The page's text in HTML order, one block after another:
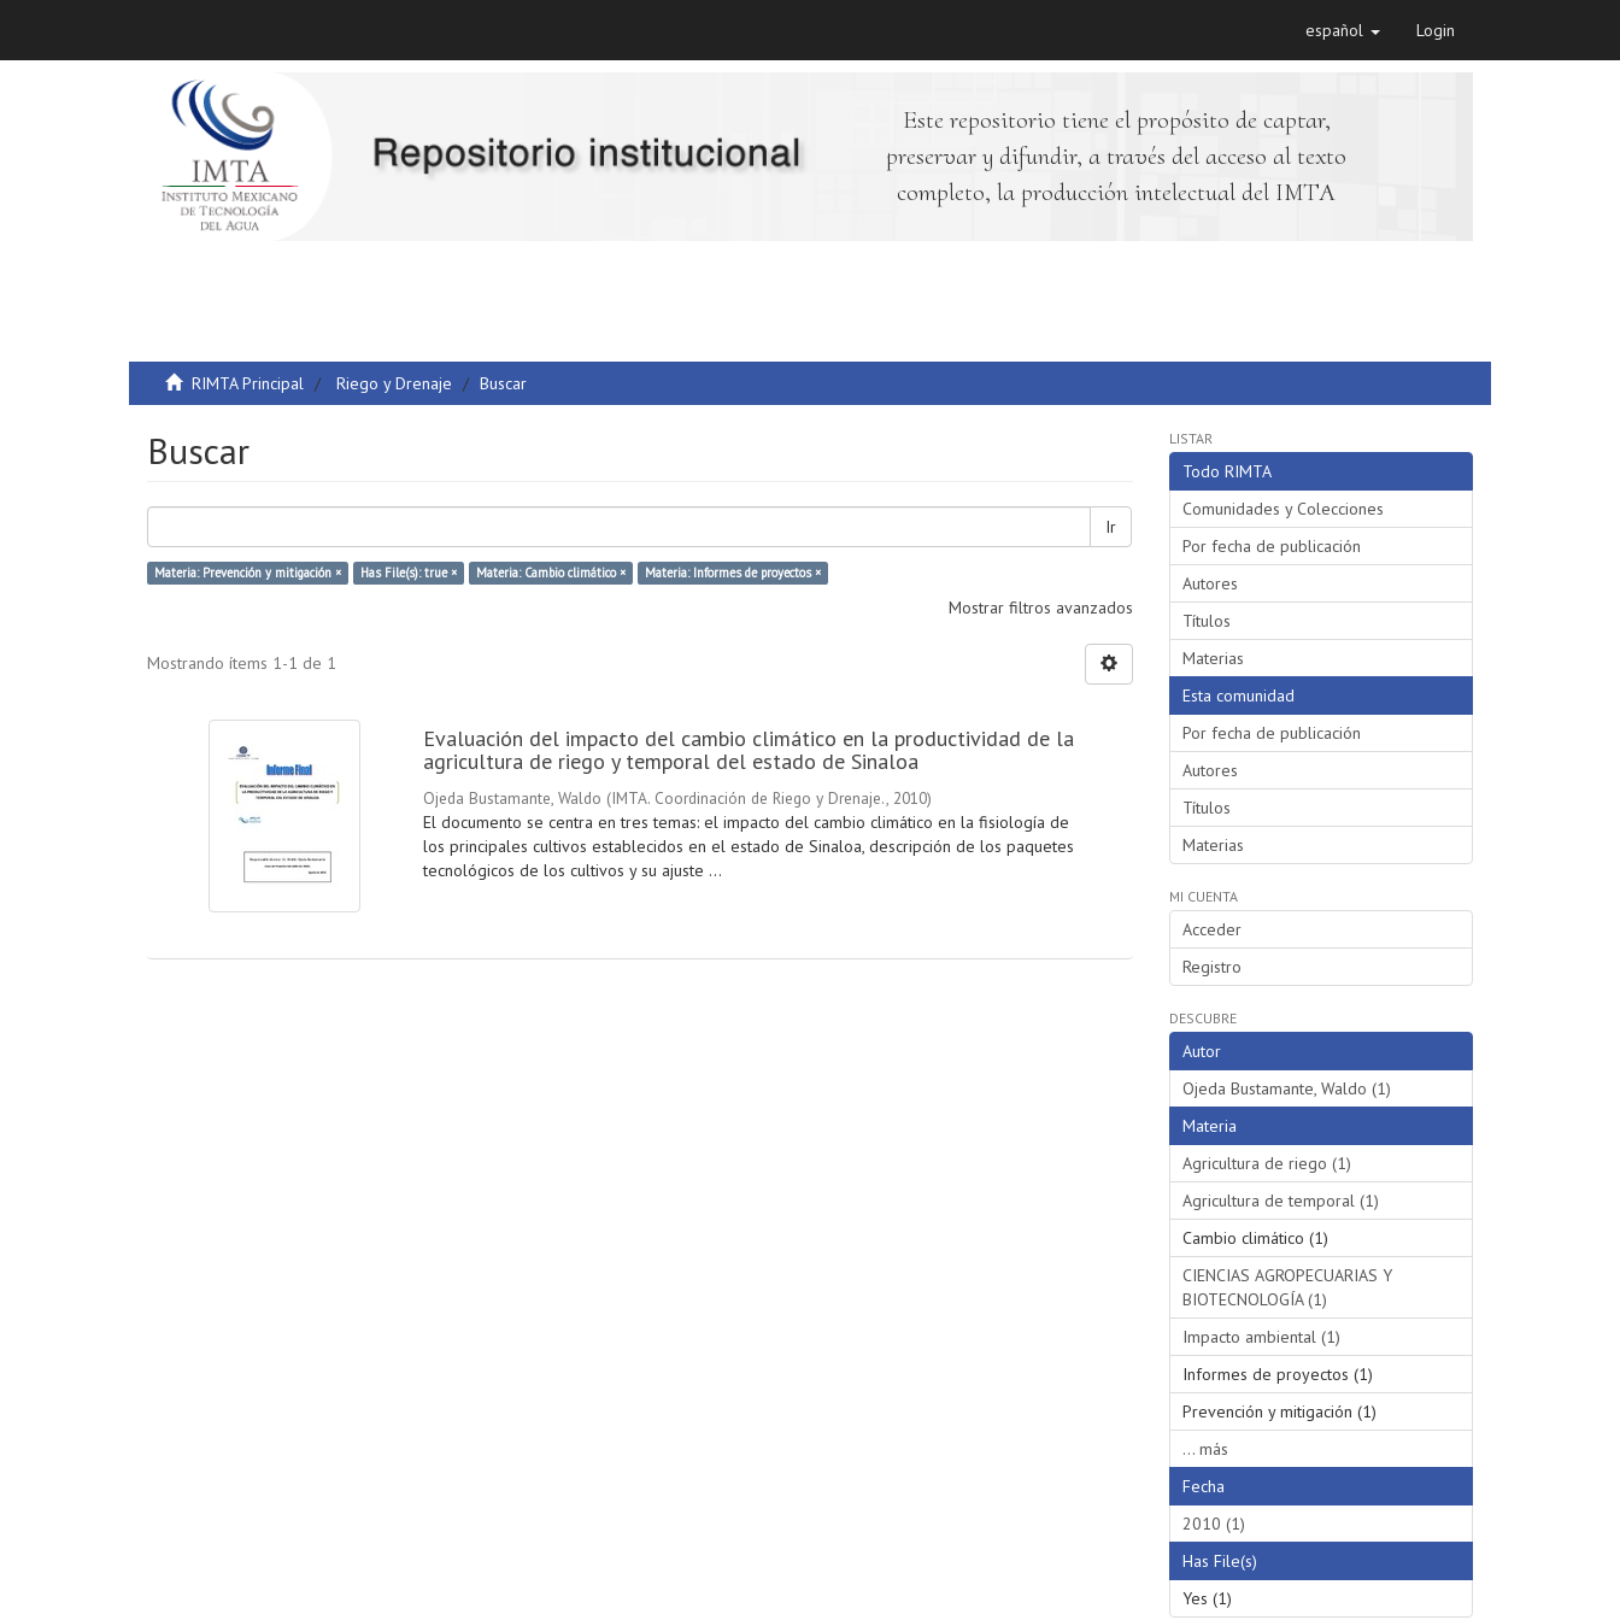
español Login
Este repositorio tiene el propósito de captar,
preservar y difundir, a través del acceso al texto
completo, la producción intelectual del IMTA
RIMTA Principal Riego y Drenaje Buscar
Buscar
Ir
Materia: Prevención y mitigación × Has File(s): true × Materia: Cambio climático × Materia: Informes de proyectos ×
Mostrar filtros avanzados
Mostrando ítems 1-1 de 1
Evaluación del impacto del cambio climático en la productividad de la
agricultura de riego y temporal del estado de Sinaloa
Ojeda Bustamante, Waldo (IMTA. Coordinación de Riego y Drenaje., 2010)
El documento se centra en tres temas: el impacto del cambio climático en la fisiología de
los principales cultivos establecidos en el estado de Sinaloa, descripción de los paquetes
tecnológicos de los cultivos y su ajuste ...
LISTAR
Todo RIMTA
Comunidades y Colecciones
Por fecha de publicación
Autores
Títulos
Materias
Esta comunidad
Por fecha de publicación
Autores
Títulos
Materias
MI CUENTA
Acceder
Registro
DESCUBRE
Autor
Ojeda Bustamante, Waldo (1)
Materia
Agricultura de riego (1)
Agricultura de temporal (1)
Cambio climático (1)
CIENCIAS AGROPECUARIAS Y
BIOTECNOLOGÍA (1)
Impacto ambiental (1)
Informes de proyectos (1)
Prevención y mitigación (1)
... más
Fecha
2010 (1)
Has File(s)
Yes (1)